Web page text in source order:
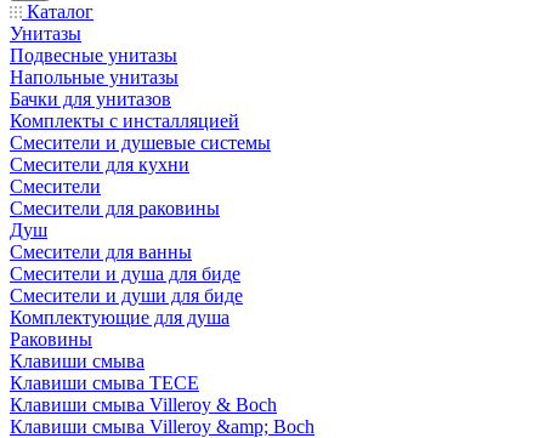
Каталог
Унитазы
Подвесные унитазы
Напольные унитазы
Бачки для унитазов
Комплекты с инсталляцией
Смесители и душевые системы
Смесители для кухни
Смесители
Смесители для раковины
Душ
Смесители для ванны
Смесители и душа для биде
Смесители и души для биде
Комплектующие для душа
Раковины
Клавиши смыва
Клавиши смыва TECE
Клавиши смыва Villeroy & Boch
Клавиши смыва Villeroy &amp; Boch